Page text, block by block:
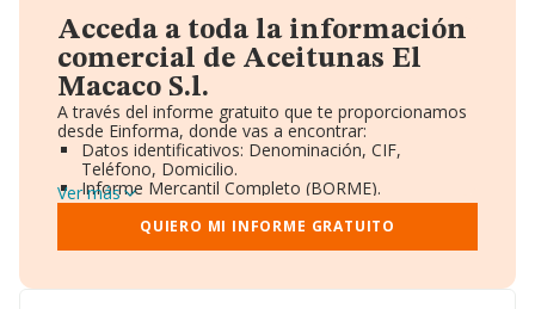
Acceda a toda la información
comercial de Aceitunas El
Macaco S.l.
A través del informe gratuito que te proporcionamos
desde Einforma, donde vas a encontrar:
Datos identificativos: Denominación, CIF,
Teléfono, Domicilio.
Informe Mercantil Completo (BORME).
Gráficos de Evolución Ventas y Empleados.
Consejo de Administración y Administradores.
Directivos y Ejecutivos.
Ver más
QUIERO MI INFORME GRATUITO